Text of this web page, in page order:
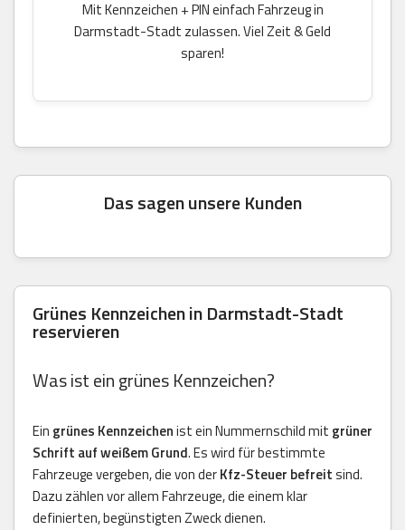
Mit Kennzeichen + PIN einfach Fahrzeug in
Darmstadt-Stadt zulassen. Viel Zeit & Geld
sparen!
Das sagen unsere Kunden
Grünes Kennzeichen in Darmstadt-Stadt
reservieren
Was ist ein grünes Kennzeichen?
Ein grünes Kennzeichenist ein Nummernschild mit grüner
Schrift auf weißem Grund. Es wird für bestimmte
Fahrzeuge vergeben, die von derKfz-Steuer befreitsind.
Dazu zählen vor allem Fahrzeuge, die einem klar
definierten, begünstigten Zweck dienen.